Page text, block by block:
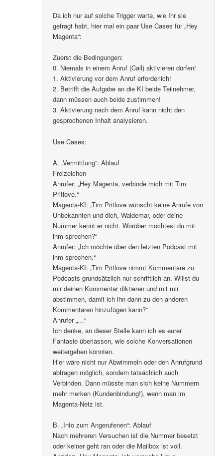
Da ich nur auf solche Trigger warte, wie Ihr sie
gefragt habt, hier mal ein paar Use Cases für „Hey
Magenta“:
Zuerst die Bedingungen:
0. Niemals in einem Anruf (Call) aktivieren dürfen!
1. Aktivierung vor dem Anruf erforderlich!
2. Betrifft die Aufgabe an die KI beide Teilnehmer,
dann müssen auch beide zustimmen!
3. Aktivierung nach dem Anruf kann nicht den
gesprochenen Inhalt analysieren.
Use Cases:
A. „Vermittlung“: Ablauf
Freizeichen
Anrufer: „Hey Magenta, verbinde mich mit Tim
Pritlove.“
Magenta-KI: „Tim Pritlove wünscht keine Anrufe von
Unbekannten und dich, Waldemar, oder deine
Nummer kennt er nicht. Worüber möchtest du mit
ihm sprechen?“
Anrufer: „Ich möchte über den letzten Podcast mit
ihm sprechen.“
Magenta-KI: „Tim Pritlove nimmt Kommentare zu
Podcasts grundsätzlich nur schriftlich an. Willst du
mir deinen Kommentar diktieren und mit mir
abstimmen, damit ich ihn dann zu den anderen
Kommentaren hinzufügen kann?“
Anrufer „…“
Ich denke, an dieser Stelle kann ich es eurer
Fantasie überlassen, wie solche Konversationen
weitergehen könnten.
Hier wäre nicht nur Abwimmeln oder den Anrufgrund
abfragen möglich, sondern tatsächlich auch
Verbinden. Dann müsste man sich keine Nummern
mehr merken (Kundenbindung!), wenn man im
Magenta-Netz ist.
B. „Info zum Angerufenen“: Ablauf
Nach mehreren Versuchen ist die Nummer besetzt
oder keiner geht ran oder die Mailbox ist voll.